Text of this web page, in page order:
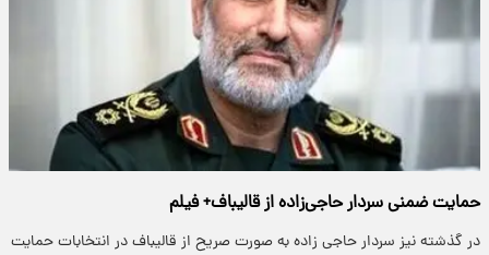
حمایت ضمنی سردار حاجی‌زاده از قالیباف+ فیلم
در گذشته نیز سردار حاجی زاده به صورت صریح از قالیباف در انتخابات حمایت